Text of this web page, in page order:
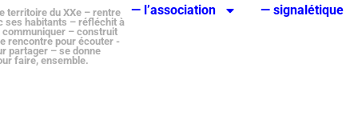
territoire du XXe – rentre
ses habitants – réfléchit à
communiquer – construit
rencontre pour écouter -
partager – se donne
faire, ensemble.
— l’association — signalétique